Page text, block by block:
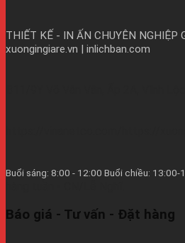
THIẾT KẾ - IN ẤN CHUYÊN NGHIỆP
xuongingiare.vn | inlichban.com
https://vinanetco.com/https://
Buổi sáng: 8:00 - 12:00 Buổi chiều: 13:00-
Báo giá - Tư vấn - Đặt hàng